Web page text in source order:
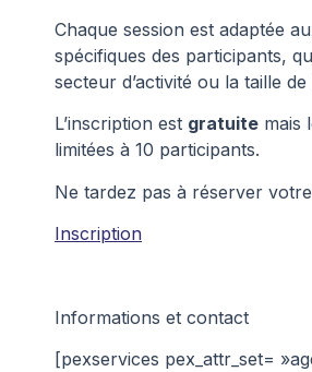
Chaque session est adaptée
spécifiques des participants,
secteur d’activité ou la taille de
L’inscription est gratuite mais
limitées à 10 participants.
Ne tardez pas à réserver
Inscription
Informations et contact
[pexservices pex_attr_set=